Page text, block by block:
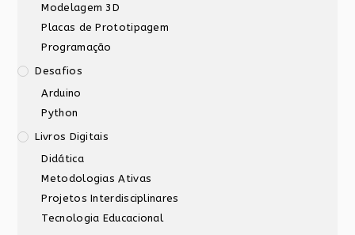
Modelagem 3D
Placas de Prototipagem
Programação
Desafios
Arduino
Python
Livros Digitais
Didática
Metodologias Ativas
Projetos Interdisciplinares
Tecnologia Educacional